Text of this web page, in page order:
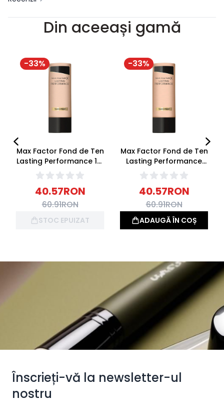
Din aceeași gamă
-33%
Max Factor Fond de Ten
Lasting Performance 101
Ivory Beige 35ml
40.57RON
60.91RON
STOC EPUIZAT
-33%
Max Factor Fond de Ten
Lasting Performance
102 Pastelle 35ml
40.57RON
60.91RON
ADAUGĂ ÎN COȘ
Înscrieți-vă la newsletter-ul
nostru